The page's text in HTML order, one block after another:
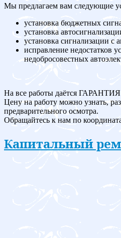
Мы предлагаем вам следующие
установка бюджетных
установка
установка сигнализации с
исправление недостатков
недобросовестных
На все работы даётся ГАРАНТИЯ
Цену на работу можно узнать,
предварительного осмотра.
Обращайтесь к нам по
Капитальный